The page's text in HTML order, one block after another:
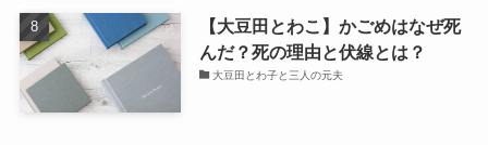
【大豆田とわこ】かごめはなぜ死
んだ？死の理由と伏線とは？
大豆田とわ子と三人の元夫